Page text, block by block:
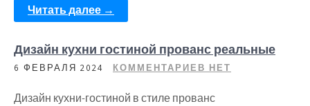
Читать далее →
Дизайн кухни гостиной прованс реальные
6 ФЕВРАЛЯ 2024 КОММЕНТАРИЕВ НЕТ
Дизайн кухни-гостиной в стиле прованс